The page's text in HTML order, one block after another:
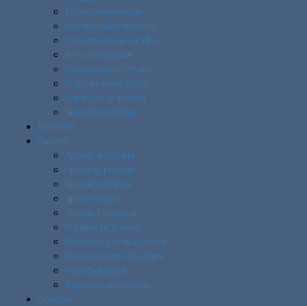
Термоконтейнеры
Холодильные камеры
Охлаждаемые шкафы
Весы складские
Холодильные столы
Морозильные столы
Лари для хранения
Льдогенераторы
Доставка
Проект
Проект магазина
Проекты рынков
Проект пекарни
Проект кафе
Проект столовой
Магазин под ключ
Решения для магазинов
Решения для общепита
Фастфуд идеи
Форматы магазинов
Обзоры